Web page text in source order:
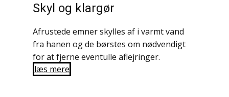
Skyl og klargør
Afrustede emner skylles af i varmt vand
fra hanen og de børstes om nødvendigt
for at fjerne eventulle aflejringer.
læs mere